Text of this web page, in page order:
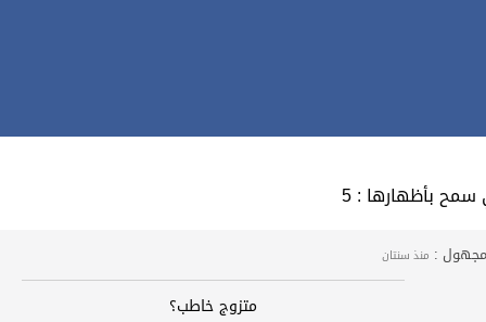
سمح بأظهارها
مجهول : منذ سنتان
متزوج خاطب؟